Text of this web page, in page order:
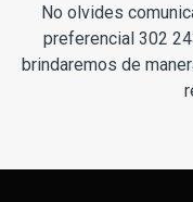
No olvides
preferencial 302
brindaremos de